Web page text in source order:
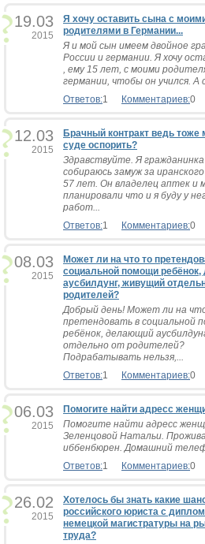
19.03
2015
Я хочу оставить сына с
родителями в Германии...
Я и мой сын имеем двойное
России и германии. Я хочу
, ему 15 лет, с моими
германии, чтобы он учился. А
Ответов:1 Комментариев:0
12.03
2015
Брачный контракт ведь тоже
суде оспорить?
Здравствуйте. Я
собираюсь замуж за
57 лет. Он владелец аптек и
планировали что и я буду у
работ...
Ответов:1 Комментариев:0
08.03
2015
Может ли на что то
социальной помощи
аусбилдунг, живущий
родителей?
Добрый день! Может ли на
претендовать в социальной
ребёнок, делающий
отдельно от родителей?
Подрабатывать нельзя,...
Ответов:1 Комментариев:0
06.03
2015
Помогите найти адресс
Помогите найти адресс
Зеленцовой Натальи.
иббенбюрен. Домашний
Ответов:1 Комментариев:0
26.02
2015
Хотелось бы знать какие
российского юриста с
немецкой магистратуры на
труда?